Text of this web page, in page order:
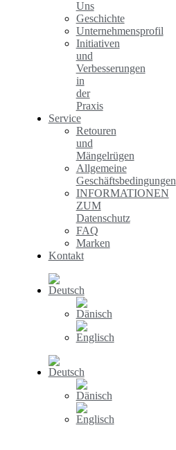
Uns
Geschichte
Unternehmensprofil
Initiativen
und
Verbesserungen
in
der
Praxis
Service
Retouren
und
Mängelrügen
Allgemeine
Geschäftsbedingungen
INFORMATIONEN
ZUM
Datenschutz
FAQ
Marken
Kontakt